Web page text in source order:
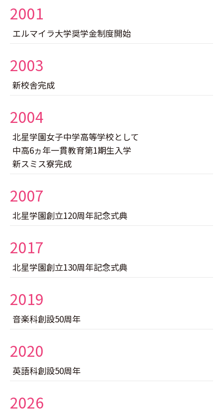
2001
エルマイラ大学奨学金制度開始
2003
新校舎完成
2004
北星学園女子中学高等学校として
中高6ヵ年一貫教育第1期生入学
新スミス寮完成
2007
北星学園創立120周年記念式典
2017
北星学園創立130周年記念式典
2019
音楽科創設50周年
2020
英語科創設50周年
2026